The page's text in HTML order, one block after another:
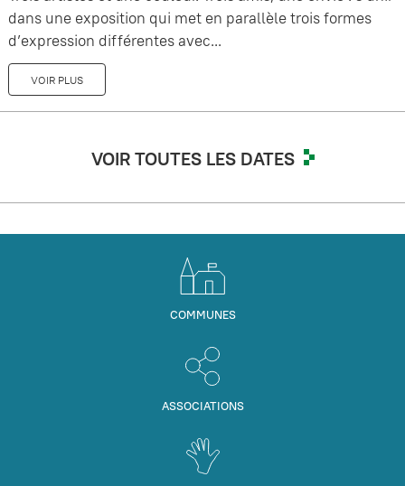
dans une exposition qui met en parallèle trois formes
d’expression différentes avec...
VOIR PLUS
VOIR TOUTES LES DATES
COMMUNES
ASSOCIATIONS